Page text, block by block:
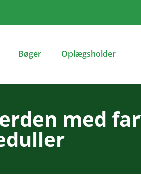
Bøger Oplægsholder
med